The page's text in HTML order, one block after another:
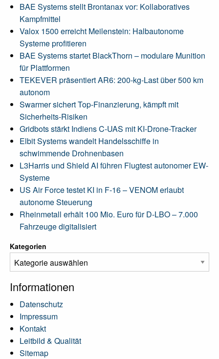
BAE Systems stellt Brontanax vor: Kollaboratives
Kampfmittel
Valox 1500 erreicht Meilenstein: Halbautonome
Systeme profitieren
BAE Systems startet BlackThorn – modulare Munition
für Plattformen
TEKEVER präsentiert AR6: 200-kg-Last über 500 km
autonom
Swarmer sichert Top-Finanzierung, kämpft mit
Sicherheits-Risiken
Gridbots stärkt Indiens C-UAS mit KI-Drone-Tracker
Elbit Systems wandelt Handelsschiffe in
schwimmende Drohnenbasen
L3Harris und Shield AI führen Flugtest autonomer EW-
Systeme
US Air Force testet KI in F-16 – VENOM erlaubt
autonome Steuerung
Rheinmetall erhält 100 Mio. Euro für D-LBO – 7.000
Fahrzeuge digitalisiert
Kategorien
Informationen
Datenschutz
Impressum
Kontakt
Leitbild & Qualität
Sitemap